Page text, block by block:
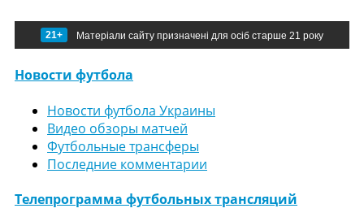
21+ Матеріали сайту призначені для осіб старше 21 року
Новости футбола
Новости футбола Украины
Видео обзоры матчей
Футбольные трансферы
Последние комментарии
Телепрограмма футбольных трансляций